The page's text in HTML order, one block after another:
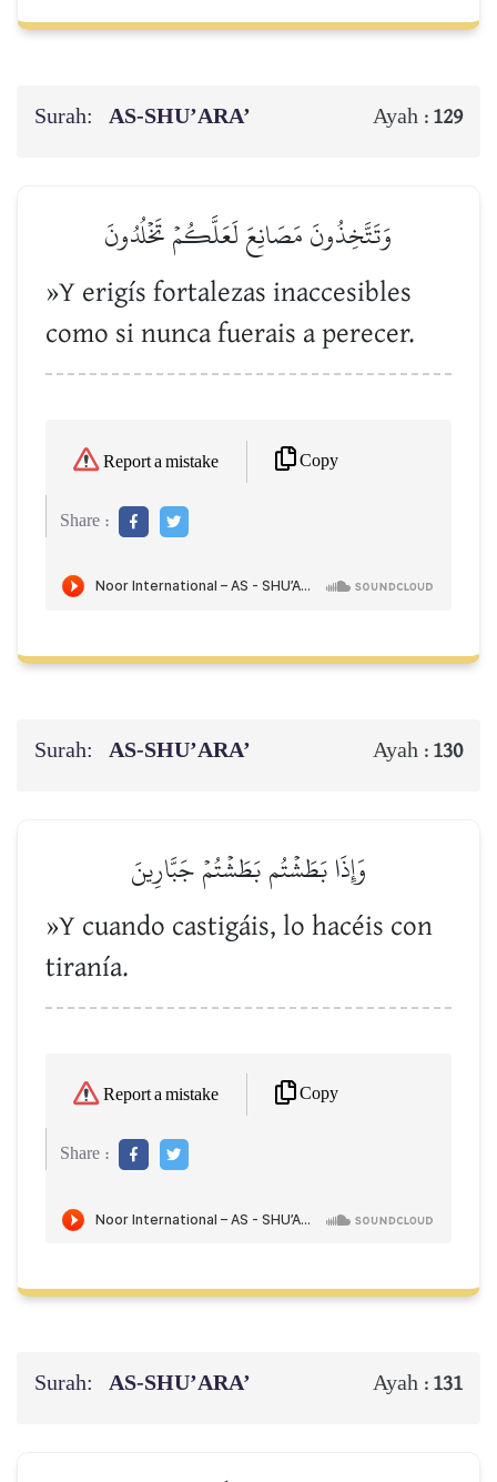
Surah: AS-SHU’ARA’ Ayah : 129
وَتَتَّخِذُونَ مَصَانِعَ لَعَلَّكُمۡ تَخۡلُدُونَ
»Y erigís fortalezas inaccesibles
como si nunca fuerais a perecer.
Report a mistake Copy
Share :
Surah: AS-SHU’ARA’ Ayah : 130
وَإِذَا بَطَشۡتُم بَطَشۡتُمۡ جَبَّارِينَ
»Y cuando castigáis, lo hacéis con
tiranía.
Report a mistake Copy
Share :
Surah: AS-SHU’ARA’ Ayah : 131